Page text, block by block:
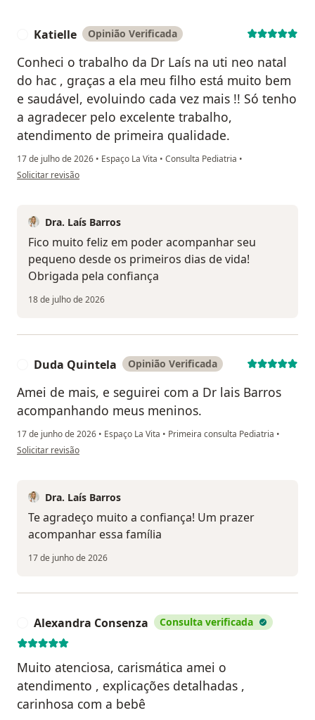
Katielle Opinião Verificada
Conheci o trabalho da Dr Laís na uti neo natal
do hac , graças a ela meu filho está muito bem
e saudável, evoluindo cada vez mais !! Só tenho
a agradecer pelo excelente trabalho,
atendimento de primeira qualidade.
17 de julho de 2026 • Espaço La Vita • Consulta Pediatria •
na opinião do utilizador Katielle
Solicitar revisão
Dra. Laís Barros
Fico muito feliz em poder acompanhar seu
pequeno desde os primeiros dias de vida!
Obrigada pela confiança
18 de julho de 2026
Duda Quintela Opinião Verificada
Amei de mais, e seguirei com a Dr lais Barros
acompanhando meus meninos.
17 de junho de 2026 • Espaço La Vita • Primeira consulta Pediatria •
na opinião do utilizador Duda Quintela
Solicitar revisão
Dra. Laís Barros
Te agradeço muito a confiança! Um prazer
acompanhar essa família
17 de junho de 2026
Alexandra Consenza Consulta verificada
Muito atenciosa, carismática amei o
atendimento , explicações detalhadas ,
carinhosa com a bebê